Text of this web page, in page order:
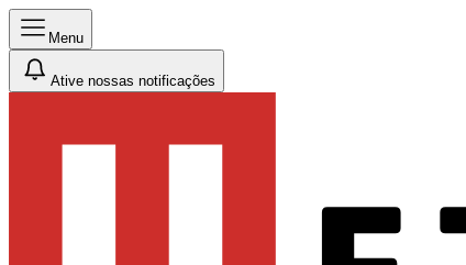
Menu
Ative nossas notificações